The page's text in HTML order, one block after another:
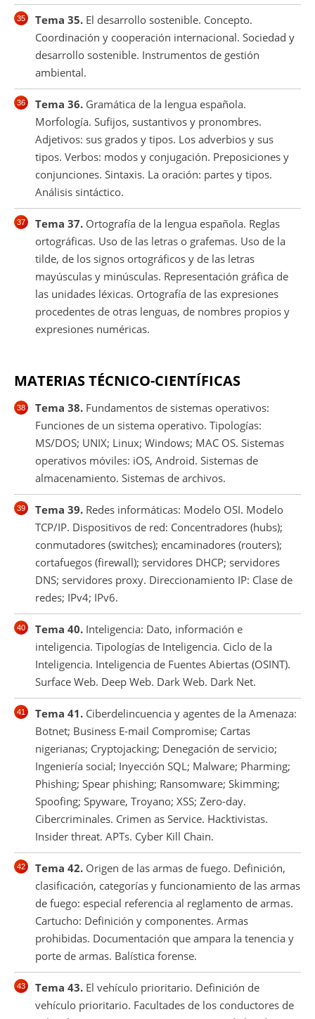
Tema 35. El desarrollo sostenible. Concepto.
Coordinación y cooperación internacional. Sociedad y
desarrollo sostenible. Instrumentos de gestión
ambiental.
Tema 36. Gramática de la lengua española.
Morfología. Sufijos, sustantivos y pronombres.
Adjetivos: sus grados y tipos. Los adverbios y sus
tipos. Verbos: modos y conjugación. Preposiciones y
conjunciones. Sintaxis. La oración: partes y tipos.
Análisis sintáctico.
Tema 37. Ortografía de la lengua española. Reglas
ortográficas. Uso de las letras o grafemas. Uso de la
tilde, de los signos ortográficos y de las letras
mayúsculas y minúsculas. Representación gráfica de
las unidades léxicas. Ortografía de las expresiones
procedentes de otras lenguas, de nombres propios y
expresiones numéricas.
MATERIAS TÉCNICO-CIENTÍFICAS
Tema 38. Fundamentos de sistemas operativos:
Funciones de un sistema operativo. Tipologías:
MS/DOS; UNIX; Linux; Windows; MAC OS. Sistemas
operativos móviles: iOS, Android. Sistemas de
almacenamiento. Sistemas de archivos.
Tema 39. Redes informáticas: Modelo OSI. Modelo
TCP/IP. Dispositivos de red: Concentradores (hubs);
conmutadores (switches); encaminadores (routers);
cortafuegos (firewall); servidores DHCP; servidores
DNS; servidores proxy. Direccionamiento IP: Clase de
redes; IPv4; IPv6.
Tema 40. Inteligencia: Dato, información e
inteligencia. Tipologías de Inteligencia. Ciclo de la
Inteligencia. Inteligencia de Fuentes Abiertas (OSINT).
Surface Web. Deep Web. Dark Web. Dark Net.
Tema 41. Ciberdelincuencia y agentes de la Amenaza:
Botnet; Business E-mail Compromise; Cartas
nigerianas; Cryptojacking; Denegación de servicio;
Ingeniería social; Inyección SQL; Malware; Pharming;
Phishing; Spear phishing; Ransomware; Skimming;
Spoofing; Spyware, Troyano; XSS; Zero-day.
Cibercriminales. Crimen as Service. Hacktivistas.
Insider threat. APTs. Cyber Kill Chain.
Tema 42. Origen de las armas de fuego. Definición,
clasificación, categorías y funcionamiento de las armas
de fuego: especial referencia al reglamento de armas.
Cartucho: Definición y componentes. Armas
prohibidas. Documentación que ampara la tenencia y
porte de armas. Balística forense.
Tema 43. El vehículo prioritario. Definición de
vehículo prioritario. Facultades de los conductores de